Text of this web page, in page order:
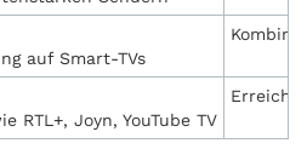
auf Smart-TVs
RTL+, Joyn, YouTube TV
Erreicht